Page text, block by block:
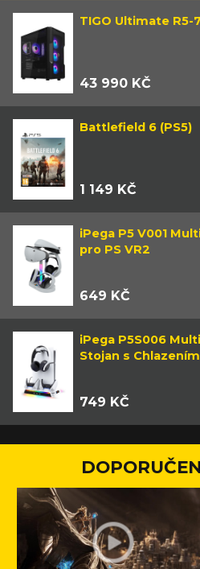
TIGO Ultimate R5-
43 990 KČ
Battlefield 6 (PS5)
1 149 KČ
iPega P5 V001
pro PS VR2
649 KČ
iPega P5S006
Stojan s
749 KČ